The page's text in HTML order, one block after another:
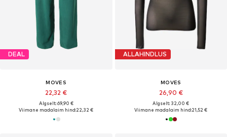
DEAL
MOVES
22,32 €
Algselt: 69,90 €
Viimane madalaim hind:22,32 €
ALLAHINDLUS
MOVES
26,90 €
Algselt: 32,00 €
Viimane madalaim hind:21,52 €